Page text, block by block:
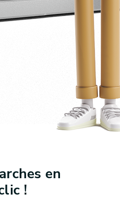
en
!